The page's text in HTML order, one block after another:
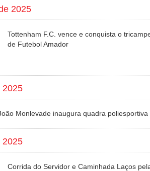
2025
Tottenham F.C. vence e conquista o
de Futebol Amador
2025
Monlevade inaugura quadra
2025
Corrida do Servidor e Caminhada Laços